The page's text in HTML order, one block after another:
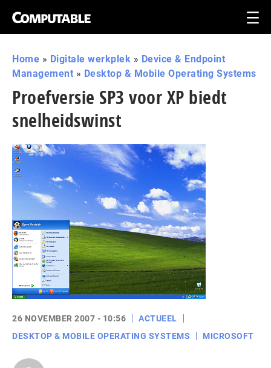
Home » Digitale werkplek » Device & Endpoint
Management » Desktop & Mobile Operating Systems
Proefversie SP3 voor XP biedt
snelheidswinst
26 NOVEMBER 2007 - 10:56
ACTUEEL
DESKTOP & MOBILE OPERATING SYSTEMS
MICROSOFT